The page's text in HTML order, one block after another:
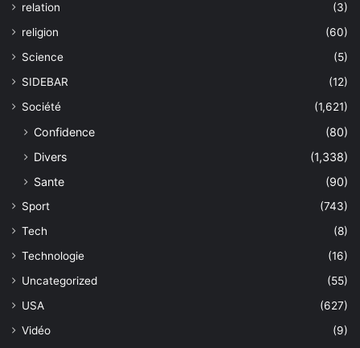
relation
(3)
religion
(60)
Science
(5)
SIDEBAR
(12)
Société
(1,621)
Confidence
(80)
Divers
(1,338)
Sante
(90)
Sport
(743)
Tech
(8)
Technologie
(16)
Uncategorized
(55)
USA
(627)
Vidéo
(9)